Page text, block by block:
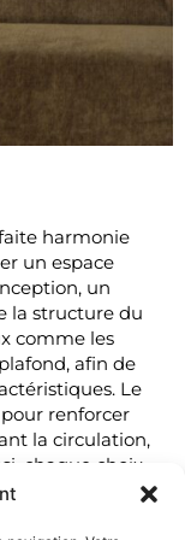
harmonie
un espace
un
la structure du
comme les
afin de
Le
renforcer
la circulation,
chaque choix
est dicté